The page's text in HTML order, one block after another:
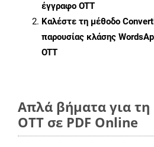
έγγραφο OTT
Καλέστε τη μέθοδο
παρουσίας κλάσης
OTT
Απλά βήματα για
OTT σε PDF Online